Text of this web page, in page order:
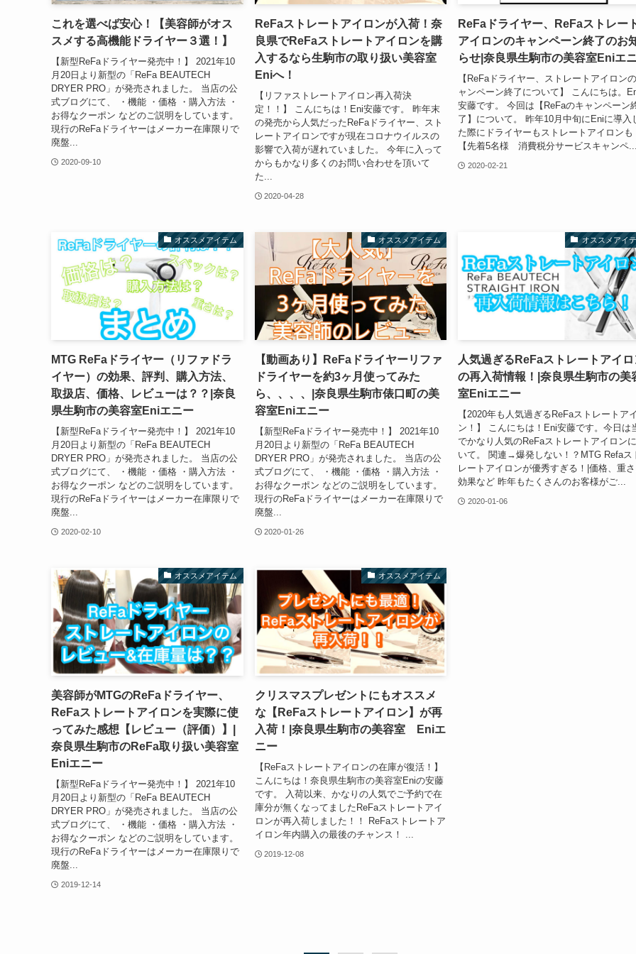
これを選べば安心！【美容師がオス
スメする高機能ドライヤー３選！】
【新型ReFaドライヤー発売中！】 2021年10
月20日より新型の「ReFa BEAUTECH
DRYER PRO」が発売されました。 当店の公
式ブログにて、 ・機能 ・価格 ・購入方法 ・
お得なクーポン などのご説明をしています。
現行のReFaドライヤーはメーカー在庫限りで
廃盤...
2020-09-10
ReFaストレートアイロンが入荷！奈
良県でReFaストレートアイロンを購
入するなら生駒市の取り扱い美容室
Eniへ！
【リファストレートアイロン再入荷決
定！！】 こんにちは！Eni安藤です。 昨年末
の発売から人気だったReFaドライヤー、スト
レートアイロンですが現在コロナウイルスの
影響で入荷が遅れていました。 今年に入って
からもかなり多くのお問い合わせを頂いて
た...
2020-04-28
ReFaドライヤー、ReFaストレー
アイロンのキャンペーン終了のお
らせ|奈良県生駒市の美容室Eniエ
【ReFaドライヤー、ストレートアイロン
ャンペーン終了について】 こんにちは。
安藤です。 今回は【ReFaのキャンペーン
了】について。 昨年10月中旬にEniに導入
た際にドライヤーもストレートアイロンも
【先着5名様 消費税分サービスキャンペ...
2020-02-21
オススメアイテム
MTG ReFaドライヤー（リファドラ
イヤー）の効果、評判、購入方法、
取扱店、価格、レビューは？？|奈良
県生駒市の美容室Eniエニー
【新型ReFaドライヤー発売中！】 2021年10
月20日より新型の「ReFa BEAUTECH
DRYER PRO」が発売されました。 当店の公
式ブログにて、 ・機能 ・価格 ・購入方法 ・
お得なクーポン などのご説明をしています。
現行のReFaドライヤーはメーカー在庫限りで
廃盤...
2020-02-10
オススメアイテム
【動画あり】ReFaドライヤーリファ
ドライヤーを約3ヶ月使ってみた
ら、、、、|奈良県生駒市俵口町の美
容室Eniエニー
【新型ReFaドライヤー発売中！】 2021年10
月20日より新型の「ReFa BEAUTECH
DRYER PRO」が発売されました。 当店の公
式ブログにて、 ・機能 ・価格 ・購入方法 ・
お得なクーポン などのご説明をしています。
現行のReFaドライヤーはメーカー在庫限りで
廃盤...
2020-01-26
オススメアイ
人気過ぎるReFaストレートアイロ
の再入荷情報！|奈良県生駒市の美
室Eniエニー
【2020年も人気過ぎるReFaストレートア
ン！】 こんにちは！Eni安藤です。今日は
でかなり人気のReFaストレートアイロン
いて。 関連→爆発しない！？MTG Refaス
レートアイロンが優秀すぎる！|価格、重さ
効果など 昨年もたくさんのお客様がご...
2020-01-06
オススメアイテム
美容師がMTGのReFaドライヤー、
ReFaストレートアイロンを実際に使
ってみた感想【レビュー（評価）】|
奈良県生駒市のReFa取り扱い美容室
Eniエニー
【新型ReFaドライヤー発売中！】 2021年10
月20日より新型の「ReFa BEAUTECH
DRYER PRO」が発売されました。 当店の公
式ブログにて、 ・機能 ・価格 ・購入方法 ・
お得なクーポン などのご説明をしています。
現行のReFaドライヤーはメーカー在庫限りで
廃盤...
2019-12-14
オススメアイテム
クリスマスプレゼントにもオススメ
な【ReFaストレートアイロン】が再
入荷！|奈良県生駒市の美容室 Eniエ
ニー
【ReFaストレートアイロンの在庫が復活！】
こんにちは！奈良県生駒市の美容室Eniの安藤
です。 入荷以来、かなりの人気でご予約で在
庫分が無くなってましたReFaストレートアイ
ロンが再入荷しました！！ ReFaストレートア
イロン年内購入の最後のチャンス！ ...
2019-12-08